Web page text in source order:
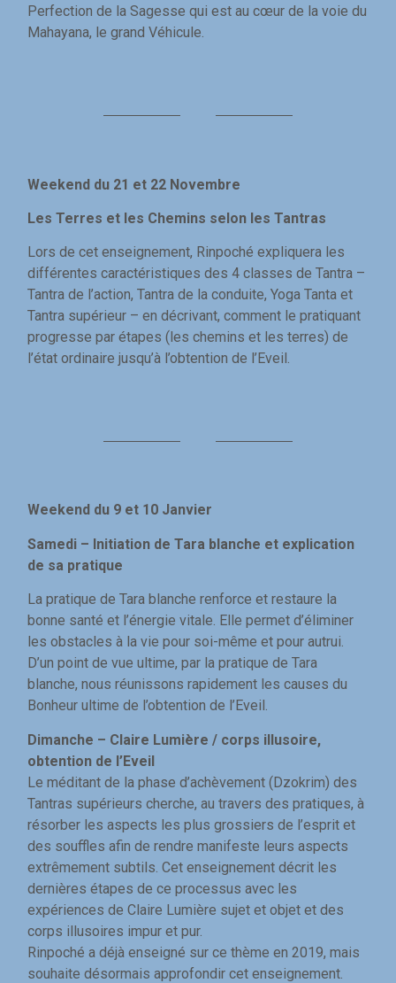
Perfection de la Sagesse qui est au cœur de la voie du
Mahayana, le grand Véhicule.
Weekend du 21 et 22 Novembre
Les Terres et les Chemins selon les Tantras
Lors de cet enseignement, Rinpoché expliquera les
différentes caractéristiques des 4 classes de Tantra –
Tantra de l’action, Tantra de la conduite, Yoga Tanta et
Tantra supérieur – en décrivant, comment le pratiquant
progresse par étapes (les chemins et les terres) de
l’état ordinaire jusqu’à l’obtention de l’Eveil.
Weekend du 9 et 10 Janvier
Samedi – Initiation de Tara blanche et explication
de sa pratique
La pratique de Tara blanche renforce et restaure la
bonne santé et l’énergie vitale. Elle permet d’éliminer
les obstacles à la vie pour soi-même et pour autrui.
D’un point de vue ultime, par la pratique de Tara
blanche, nous réunissons rapidement les causes du
Bonheur ultime de l’obtention de l’Eveil.
Dimanche – Claire Lumière / corps illusoire,
obtention de l’Eveil
Le méditant de la phase d’achèvement (Dzokrim) des
Tantras supérieurs cherche, au travers des pratiques, à
résorber les aspects les plus grossiers de l’esprit et
des souffles afin de rendre manifeste leurs aspects
extrêmement subtils. Cet enseignement décrit les
dernières étapes de ce processus avec les
expériences de Claire Lumière sujet et objet et des
corps illusoires impur et pur.
Rinpoché a déjà enseigné sur ce thème en 2019, mais
souhaite désormais approfondir cet enseignement.